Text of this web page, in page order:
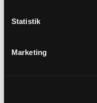
Statistik
Marketing